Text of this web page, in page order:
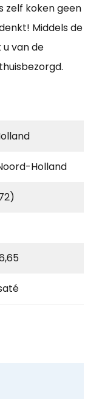
zelf koken geen
Middels de
van de
Holland